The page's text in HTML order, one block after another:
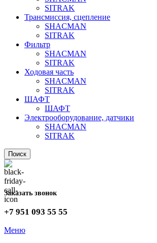
SITRAK
Трансмиссия, сцепление
SHACMAN
SITRAK
Фильтр
SHACMAN
SITRAK
Ходовая часть
SHACMAN
SITRAK
ШАФТ
ШАФТ
Электрооборудование, датчики
SHACMAN
SITRAK
Поиск
Заказать звонок
+7 951 093 55 55
Меню